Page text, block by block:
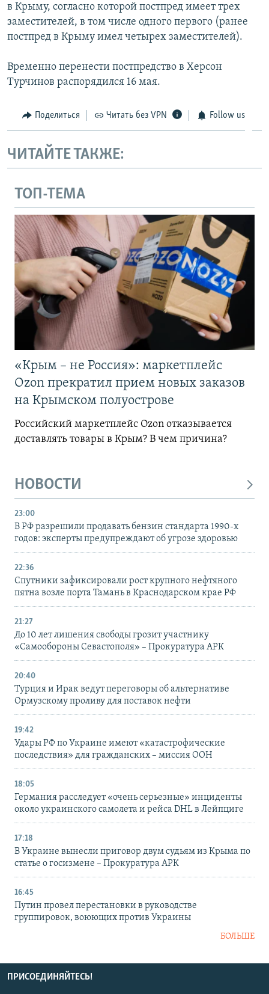
в Крыму, согласно которой постпред имеет трех
заместителей, в том числе одного первого (ранее
постпред в Крыму имел четырех заместителей).
Временно перенести постпредство в Херсон
Турчинов распорядился 16 мая.
Поделиться Читать без VPN Follow us
ЧИТАЙТЕ ТАКЖЕ:
ТОП-ТЕМА
«Крым – не Россия»: маркетплейс
Ozon прекратил прием новых заказов
на Крымском полуострове
Российский маркетплейс Ozon отказывается
доставлять товары в Крым? В чем причина?
НОВОСТИ
23:00
В РФ разрешили продавать бензин стандарта 1990-х
годов: эксперты предупреждают об угрозе здоровью
22:36
Спутники зафиксировали рост крупного нефтяного
пятна возле порта Тамань в Краснодарском крае РФ
21:27
До 10 лет лишения свободы грозит участнику
«Самообороны Севастополя» – Прокуратура АРК
20:40
Турция и Ирак ведут переговоры об альтернативе
Ормузскому проливу для поставок нефти
19:42
Удары РФ по Украине имеют «катастрофические
последствия» для гражданских – миссия ООН
18:05
Германия расследует «очень серьезные» инциденты
около украинского самолета и рейса DHL в Лейпциге
17:18
В Украине вынесли приговор двум судьям из Крыма по
статье о госизмене – Прокуратура АРК
16:45
Путин провел перестановки в руководстве
группировок, воюющих против Украины
БОЛЬШЕ
ПРИСОЕДИНЯЙТЕСЬ!